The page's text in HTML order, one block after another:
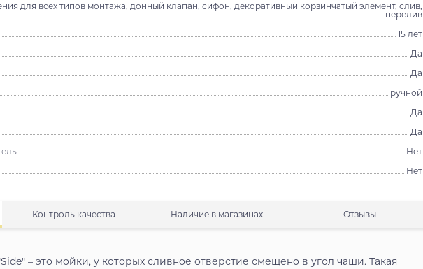
для всех типов монтажа, донный клапан, сифон, декоративный корзинчатый элемент, слив,
перелив
15 лет
Да
Да
ручной
Да
Да
Нет
Нет
Контроль качества Наличие в магазинах Отзывы
– это мойки, у которых сливное отверстие смещено в угол чаши. Такая